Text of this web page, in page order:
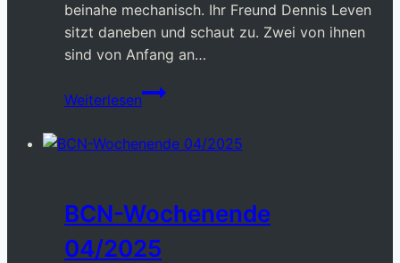
beinahe mechanisch. Ihr Freund Dennis Leven
sitzt daneben und schaut zu. Zwei von ihnen
sind von Anfang an…
Weiterlesen
Acht
spannende
Gesellschaftsspiele
BCN-Wochenende
04/2025